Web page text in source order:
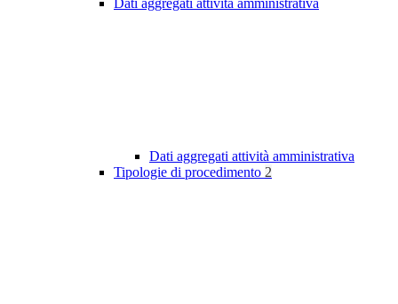
Dati aggregati attività amministrativa
Dati aggregati attività amministrativa
Tipologie di procedimento 2